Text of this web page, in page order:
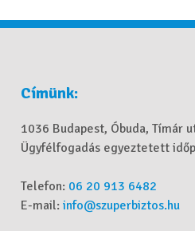
Címünk:
1036 Budapest, Óbuda, Tímár
Ügyfélfogadás egyeztetett
Telefon: 06 20 913 6482
E-mail:info@szuperbiztos.hu